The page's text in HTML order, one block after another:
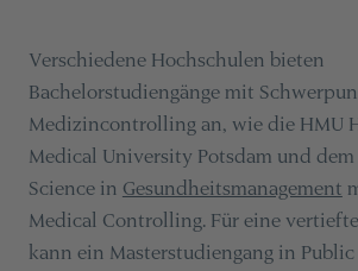
Verschiedene Hochschulen bieten
Bachelorstudiengänge mit
Medizincontrolling an, wie die HMU
Medical University Potsdam und
Science in Gesundheitsmanagement
Medical Controlling. Für eine
kann ein Masterstudiengang in